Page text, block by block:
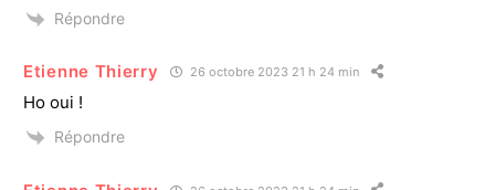
Répondre
Etienne Thierry 26 octobre 2023 21 h 24 min
Ho oui !
Répondre